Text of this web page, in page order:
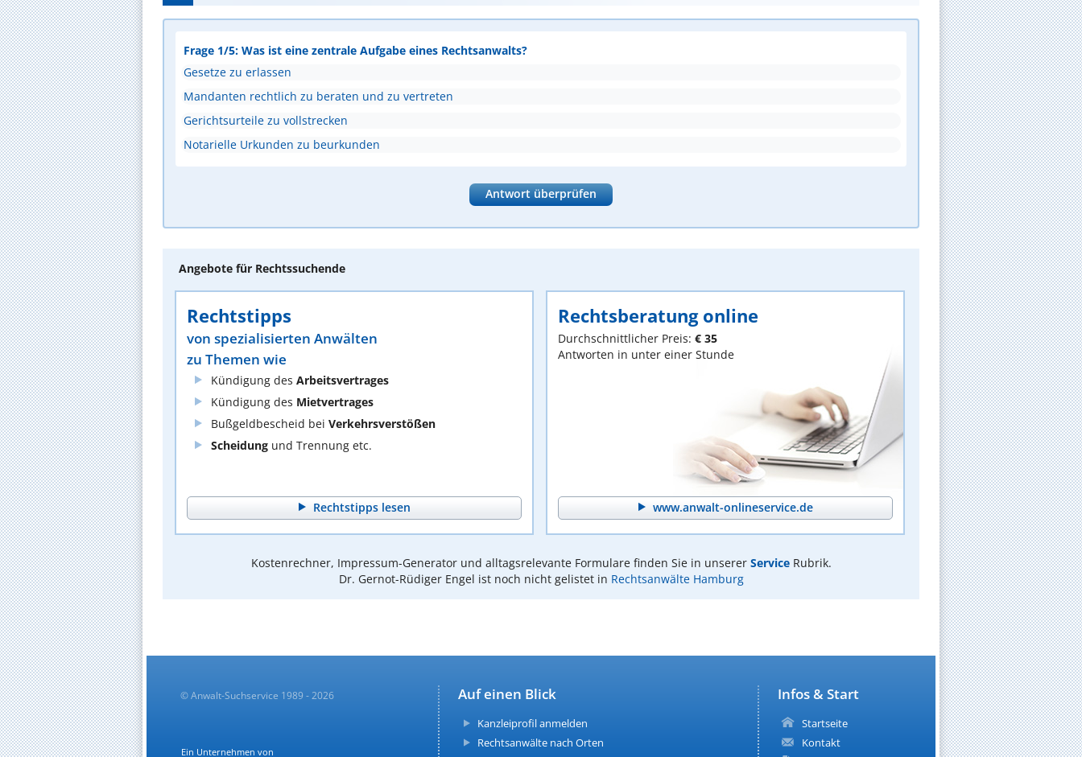
Frage 1/5: Was ist eine zentrale Aufgabe eines Rechtsanwalts?
Gesetze zu erlassen
Mandanten rechtlich zu beraten und zu vertreten
Gerichtsurteile zu vollstrecken
Notarielle Urkunden zu beurkunden
Antwort überprüfen
Angebote für Rechtssuchende
Rechtstipps
von spezialisierten Anwälten
zu Themen wie
Kündigung des Arbeitsvertrages
Kündigung des Mietvertrages
Bußgeldbescheid bei Verkehrsverstößen
Scheidung und Trennung etc.
Rechtstipps lesen
Rechtsberatung online
Durchschnittlicher Preis: € 35
Antworten in unter einer Stunde
www.anwalt-onlineservice.de
Kostenrechner, Impressum-Generator und alltagsrelevante Formulare finden Sie in unserer ServiceRubrik.
Dr. Gernot-Rüdiger Engel ist noch nicht gelistet in Rechtsanwälte Hamburg
Infos & Start
Startseite
Kontakt
Auf einen Blick
Kanzleiprofil anmelden
Rechtsanwälte nach Orten
© Anwalt-Suchservice 1989 - 2026
Ein Unternehmen von